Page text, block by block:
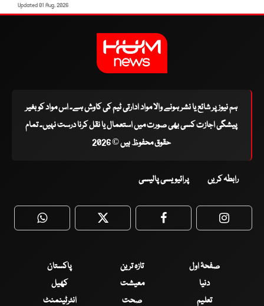
Updated 01 Aug, 2026
ہم نیوز پر شائع یا نشر ہونے والا مواد ادارتی ٹیم کی کاوش ہے۔ اس مواد کو بغیر
پیشگی اجازت کسی بھی صورت میں استعمال یا نقل کرنا درست نہیں۔ تمام
حقوق محفوظ ہیں © 2026
رابطہ کریں پرائیویسی پالیسی
WhatsApp Twitter Facebook
صفحۂ اول تازہ ترین
پاکستان
دنیا
معیشت
کھیل
تعلیم
صحت انٹرٹینمنٹ